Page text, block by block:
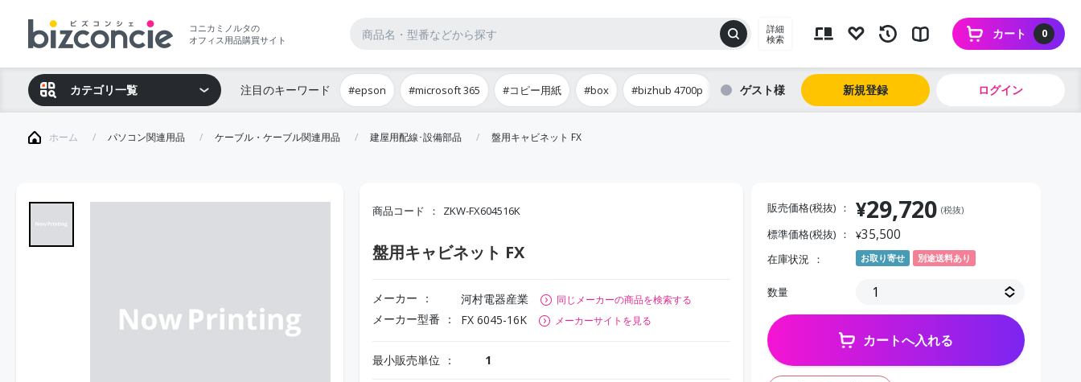
コニカミノルタの
オフィス用品購買サイト
詳細
検索
0
カート
カテゴリ一覧 注目のキーワード #epson #microsoft 365 #コピー用紙 #box #bizhub 4700p ゲスト 新規登録 ログイン
ホーム パソコン関連用品 ケーブル・ケーブル関連用品 建屋用配線･設備部品 盤用キャビネット FX
商品コード ZKW-FX604516K
盤用キャビネット FX
メーカー 河村電器産業 同じメーカーの商品を検索する
メーカー型番 FX 6045-16K メーカーサイトを見る
最小販売単位 1
販売価格(税抜) ¥29,720 (税抜)
標準価格(税抜) ¥35,500
在庫状況 お取り寄せ 別途送料あり
数量
カートへ入れる